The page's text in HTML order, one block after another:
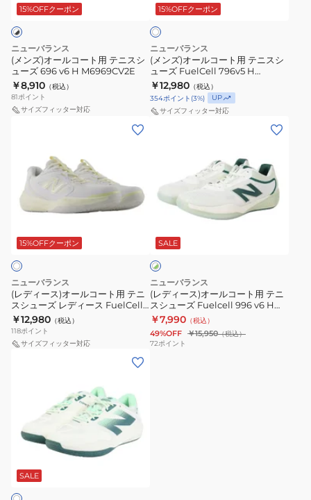
ジ
ュ
ニ
ア
996v6
JNR
B6
H
W6962582E
ー
ト
用
テ
ニ
ス
シ
696
v6
15%OFFクーポン
ニューバランス
(メンズ)オールコート用 テニスシ
ューズ 696 v6 H M6969CV2E
￥8,910 （税込）
81ポイント
サイズフィッター対応
ー
ト
用
テ
ニ
ス
シ
796v5
4E
15%OFFクーポン
イ
ニューバランス
(メンズ)オールコート用 テニスシ
ューズ FuelCell 796v5 H
M7962IX 4E
￥12,980 （税込）
354ポイント (3%)
UP
サイズフィッター対応
ス)
オ
ル
コ
ー
ト
用
テ
ニ
ィ
ー
15%OFFクーポン
ニューバランス
(レディース)オールコート用 テニ
スシューズ レディース FuelCell
796v5 H W7966VU 2E
￥12,980 （税込）
118ポイント
サイズフィッター対応
ス)
ル
コ
ー
ト
用
テ
ニ
SALE
イ
グ
リ
ー
ン
ニューバランス
(レディース)オールコート用 テニ
スシューズ Fuelcell 996 v6 H
WCH996A62E
￥7,990 （税込）
49%OFF ￥15,950（税込）
72ポイント
ル
コ
SALE